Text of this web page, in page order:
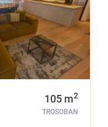
105 m2
TROSOBAN